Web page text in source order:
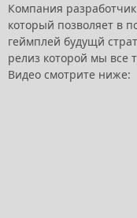
Компания
который позволяет в
геймплей будущй
релиз которой мы все
Видео смотрите ниже: